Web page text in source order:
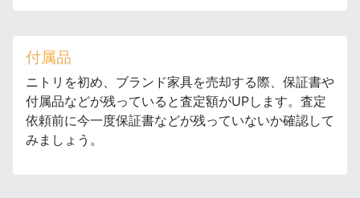
付属品
ニトリを初め、ブランド家具を売却する際、保証書や
付属品などが残っていると査定額がUPします。査定
依頼前に今一度保証書などが残っていないか確認して
みましょう。